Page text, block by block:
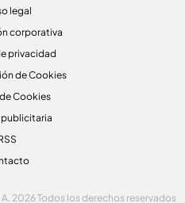
legal
corporativa
privacidad
de Cookies
Cookies
2026 Todos los derechos reservados